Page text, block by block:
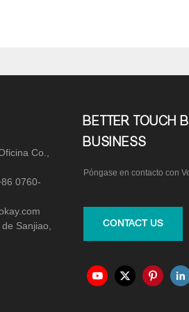
Co.,
0760-
Sanjiao,
BETTER TOUCH
BUSINESS
Póngase en contacto con
CONTACT US